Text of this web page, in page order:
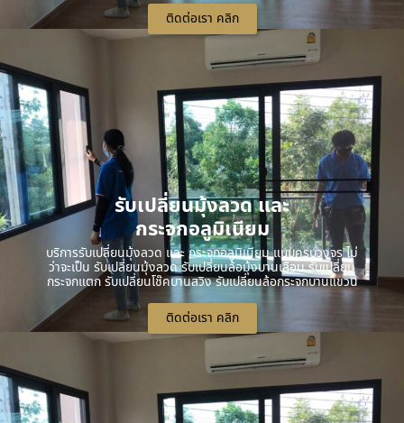
ติดต่อเรา คลิก
รับเปลี่ยนมุ้งลวด และ
กระจกอลูมิเนียม
บริการรับเปลี่ยนมุ้งลวด และ กระจกอลูมิเนียม แบบครบวงจร ไม่
ว่าจะเป็น รับเปลี่ยนมุ้งลวด รับเปลี่ยนล้อมุ้งบานเลื่อน รับเปลี่ยน
กระจกแตก รับเปลี่ยนโช๊คบานสวิง รับเปลี่ยนล้อกระจกบานแขวน
ติดต่อเรา คลิก